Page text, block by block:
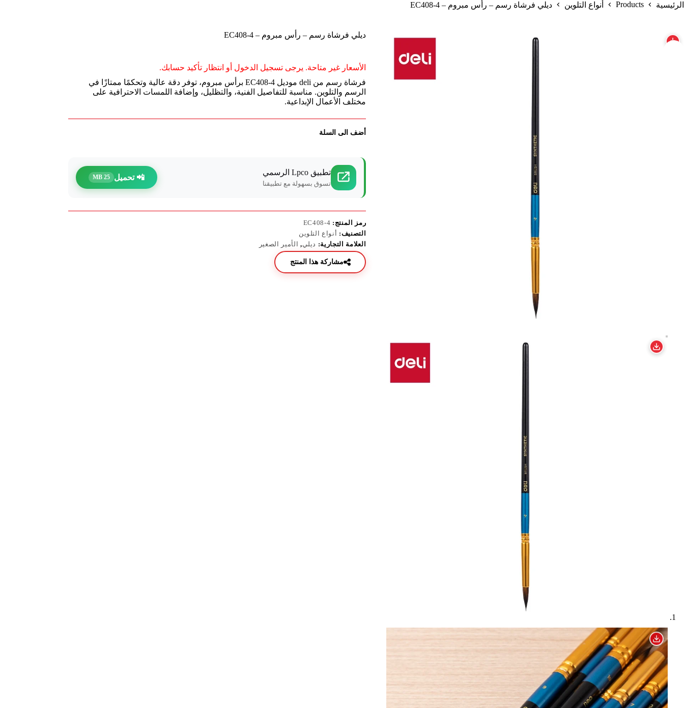
الرئيسية Products أنواع التلوين ديلي فرشاة رسم – رأس مبروم – EC408-4
ديلي فرشاة رسم – رأس مبروم – EC408-4
الأسعار غير متاحة. يرجى تسجيل الدخول أو انتظار تأكيد حسابك.
فرشاة رسم من deli موديل EC408-4 برأس مبروم، توفر دقة عالية وتحكمًا ممتازًا في
الرسم والتلوين. مناسبة للتفاصيل الفنية، والتظليل، وإضافة اللمسات الاحترافية على
مختلف الأعمال الإبداعية.
أضف الى السلة
تطبيق Lpco الرسمي
تسوق بسهولة مع تطبيقنا
📲 تحميل 25 MB
رمز المنتج: EC408-4
التصنيف: أنواع التلوين
العلامة التجارية: ديلي, الأمير الصغير
مشاركة هذا المنتج